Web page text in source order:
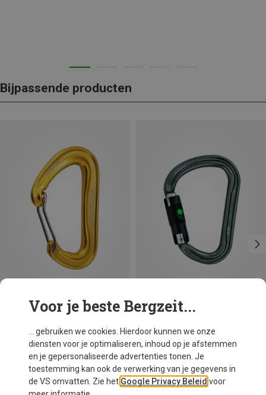
Bijpassende producten
Je bespaart 16%
Petzl
William Ball-Lock HMS Karabiner
€ 26,95
BALL-LOCK
Voor je beste Bergzeit...
... gebruiken we cookies. Hierdoor kunnen we onze
diensten voor je optimaliseren, inhoud op je afstemmen
en je gepersonaliseerde advertenties tonen. Je
toestemming kan ook de verwerking van je gegevens in
de VS omvatten. Zie het Google Privacy Beleid voor